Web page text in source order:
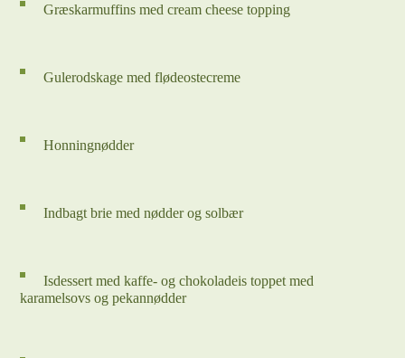
Græskarmuffins med cream cheese topping
Gulerodskage med flødeostecreme
Honningnødder
Indbagt brie med nødder og solbær
Isdessert med kaffe- og chokoladeis toppet med
karamelsovs og pekannødder